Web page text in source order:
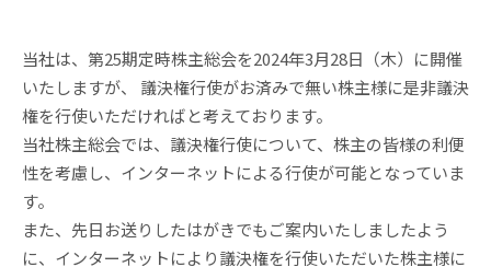
当社は、第25期定時株主総会を2024年3月28日（木）に開催
いたしますが、 議決権行使がお済みで無い株主様に是非議決
権を行使いただければと考えております。
当社株主総会では、議決権行使について、株主の皆様の利便
性を考慮し、インターネットによる行使が可能となっていま
す。
また、先日お送りしたはがきでもご案内いたしましたよう
に、インターネットにより議決権を行使いただいた株主様に